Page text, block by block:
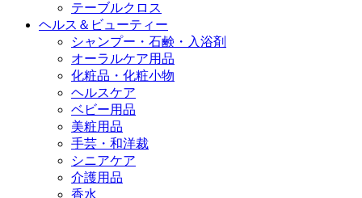
テーブルクロス
ヘルス＆ビューティー
シャンプー・石鹸・入浴剤
オーラルケア用品
化粧品・化粧小物
ヘルスケア
ベビー用品
美粧用品
手芸・和洋裁
シニアケア
介護用品
香水